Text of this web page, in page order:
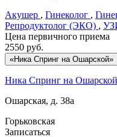
Акушер , Гинеколог ,
Репродуктолог (ЭКО) ,
Цена первичного приема
2550 руб.
«Ника Спринг на Ошарской»
Ника Спринг на Ошарской
Ошарская, д. 38а
Горьковская
Записаться